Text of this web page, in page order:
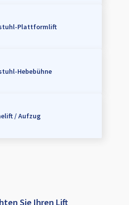
Plattformlift
Hebebühne
/ Aufzug
Sie Ihren Lift